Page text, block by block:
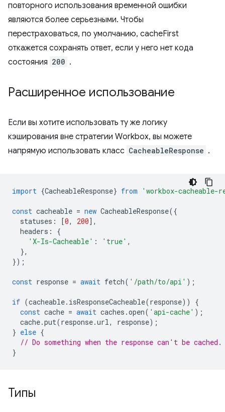
повторного использования временной ошибки
являются более серьезными. Чтобы
перестраховаться, по умолчанию, cacheFirst
откажется сохранять ответ, если у него нет кода
состояния 200 .
Расширенное использование
Если вы хотите использовать ту же логику
кэширования вне стратегии Workbox, вы можете
напрямую использовать класс CacheableResponse .
import {CacheableResponse} from 'workbox-cacheable-
const cacheable = new CacheableResponse({
statuses : [0, 200],
headers :
{
'X-Is-Cacheable' : 'true' ,
},
});
const response = await fetch( '/path/to/api' );
if (cacheable. isResponseCacheable(response))
{
const cache = await caches .open( 'api-cache' );
cache.put(response.url, response);
} else {
// Do something when the response can't be cached.
}
Типы